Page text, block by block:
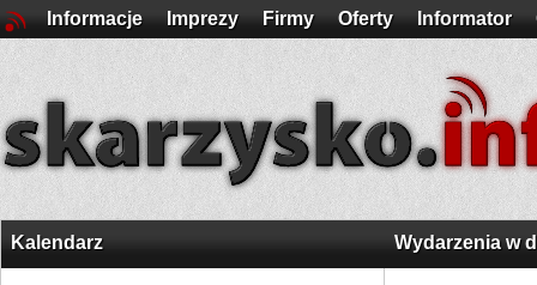
Informacje Imprezy Firmy Oferty Informator
Kalendarz Wydarzenia w